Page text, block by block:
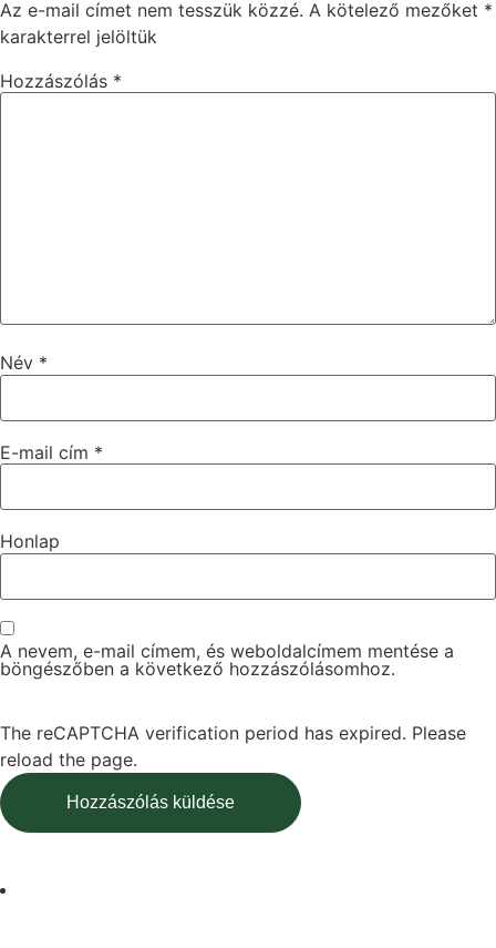
Az e-mail címet nem tesszük közzé. A kötelező mezőket *
karakterrel jelöltük
Hozzászólás *
Név *
E-mail cím *
Honlap
A nevem, e-mail címem, és weboldalcímem mentése a
böngészőben a következő hozzászólásomhoz.
The reCAPTCHA verification period has expired. Please
reload the page.